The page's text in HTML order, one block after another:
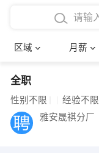
区域 月薪
4000-5000元
8000-12000元
12000-20000元
博士
文员
财务会计
全职
性别不限 经验不限
雅安晟祺分厂